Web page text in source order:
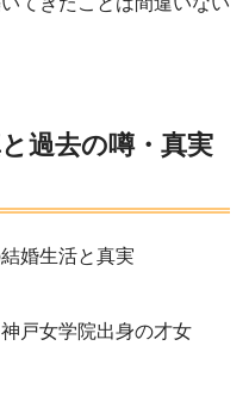
過去の噂・真実
婚生活と真実
戸女学院出身の才女